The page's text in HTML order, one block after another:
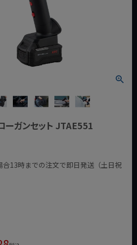
ーガンセット JTAE551
13時までの注文で即日発送（土日祝